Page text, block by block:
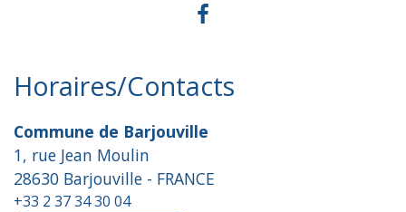
Horaires/Contacts
Commune de Barjouville
1, rue Jean Moulin
28630 Barjouville - FRANCE
+33 2 37 34 30 04